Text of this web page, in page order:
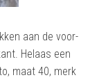
aan de voor-
Helaas een
maat 40, merk